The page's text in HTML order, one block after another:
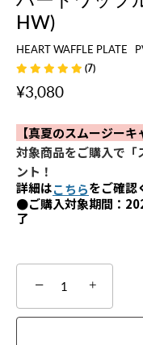
HW)
HEART WAFFLE PLATE
(7)
¥3,080
【真夏のスムージー
対象商品をご購入で「
ント！
詳細はこちらをご確認
●ご購入対象期間：
了
− +